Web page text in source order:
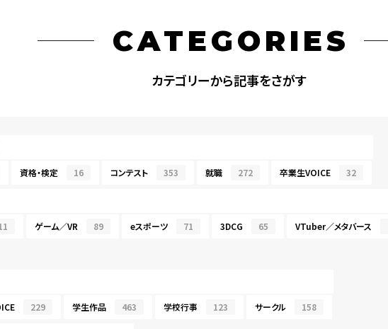
CATEGORIES
カテゴリーから記事をさがす
資格・検定 16 コンテスト 353 就職 272 卒業生VOICE 32
ゲーム／VR 89 eスポーツ 71 3DCG 65 VTuber／メタバース
229 学生作品 463 学校行事 123 サークル 158